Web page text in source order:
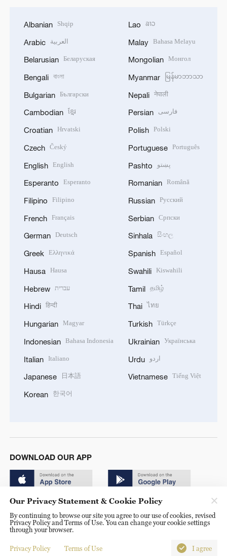
Albanian Shqip
Arabic العربية
Belarusian Беларуская
Bengali বাংলা
Bulgarian Български
Cambodian ខ្មែរ
Croatian Hrvatski
Czech Český
English English
Esperanto Esperanto
Filipino Filipino
French Français
German Deutsch
Greek Ελληνικά
Hausa Hausa
Hebrew עברית
Hindi हिन्दी
Hungarian Magyar
Indonesian Bahasa Indonesia
Italian Italiano
Japanese 日本語
Korean 한국어
Lao ລາວ
Malay Bahasa Melayu
Mongolian Монгол
Myanmar မြန်မာဘာသာ
Nepali नेपाली
Persian فارسی
Polish Polski
Portuguese Português
Pashto پښتو
Romanian Română
Russian Русский
Serbian Српски
Sinhala සිංහල
Spanish Español
Swahili Kiswahili
Tamil தமிழ்
Thai ไทย
Turkish Türkçe
Ukrainian Українська
Urdu اردو
Vietnamese Tiếng Việt
DOWNLOAD OUR APP
© China Radio International.CRI. All Rights Reserved. 16A
Shijingshan Road, Beijing, China. 100040
Our Privacy Statement & Cookie Policy
By continuing to browse our site you agree to our use of cookies, revised
Privacy Policy and Terms of Use. You can change your cookie settings
through your browser.
Privacy Policy Terms of Use I agree